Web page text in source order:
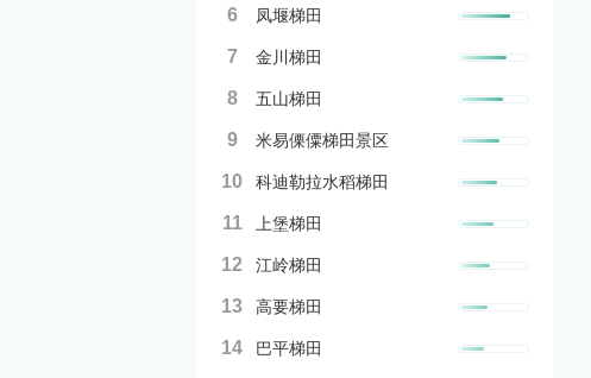
6 凤堰梯田
7 金川梯田
8 五山梯田
9 米易傈僳梯田景区
10 科迪勒拉水稻梯田
11 上堡梯田
12 江岭梯田
13 高要梯田
14 巴平梯田